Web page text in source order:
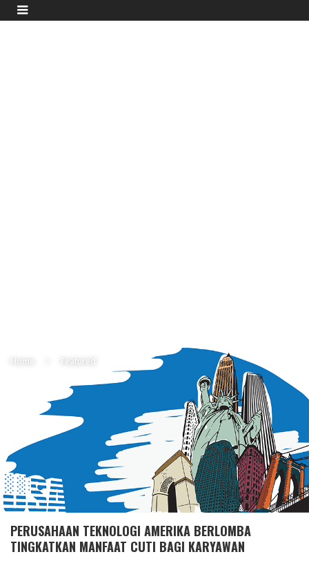
Home Featured
PERUSAHAAN TEKNOLOGI AMERIKA BERLOMBA
TINGKATKAN MANFAAT CUTI BAGI KARYAWAN